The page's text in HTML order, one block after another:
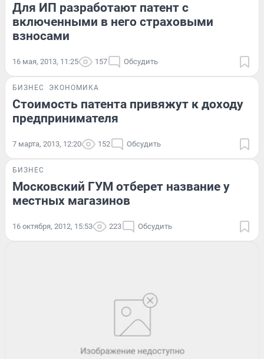
Для ИП разработают патент с
включенными в него страховыми
взносами
16 мая, 2013, 11:25 157 Обсудить
БИЗНЕС ЭКОНОМИКА
Стоимость патента привяжут к доходу
предпринимателя
7 марта, 2013, 12:20 152 Обсудить
БИЗНЕС
Московский ГУМ отберет название у
местных магазинов
16 октября, 2012, 15:53 223 Обсудить